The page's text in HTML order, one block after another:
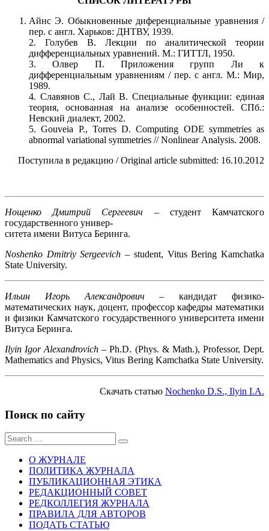
Айнс Э. Обыкновенные диференциальные уравнения /
пер. с англ. Харьков: ДНТВУ, 1939.
2. Голубев В. Лекции по аналитической теории
дифференциальных уравнений. М.: ГИТТЛ, 1950.
3. Олвер П. Приложения групп Ли к
дифференциальным уравнениям / пер. с англ. М.: Мир,
1989.
4. Славянов С., Лай В. Специальные функции: единая
теория, основанная на анализе особенностей. СПб.:
Невский диалект, 2002.
5. Gouveia P., Torres D. Computing ODE symmetries as
abnormal variational symmetries // Nonlinear Analysis. 2008.
Поступила в редакцию / Original article submitted: 16.10.2012
Нощенко Дмитрий Сергеевич – студент Камчатского
государственного универ-
ситета имени Витуса Беринга.
Noshenko Dmitriy Sergeevich – student, Vitus Bering Kamchatka
State University.
Ильин Игорь Александрович – кандидат физико-
математических наук, доцент, профессор кафедры математики
и физики Камчатского государственного университета имени
Витуса Беринга.
Ilyin Igor Alexandrovich – Ph.D. (Phys. & Math.), Professor, Dept.
Mathematics and Physics, Vitus Bering Kamchatka State University.
Скачать статью Nochenko D.S., Ilyin I.A.
Поиск по сайту
Sear
for:
О ЖУРНАЛЕ
ПОЛИТИКА ЖУРНАЛА
ПУБЛИКАЦИОННАЯ ЭТИКА
РЕДАКЦИОННЫЙ СОВЕТ
РЕДКОЛЛЕГИЯ ЖУРНАЛА
ПРАВИЛА ДЛЯ АВТОРОВ
ПОДАТЬ СТАТЬЮ